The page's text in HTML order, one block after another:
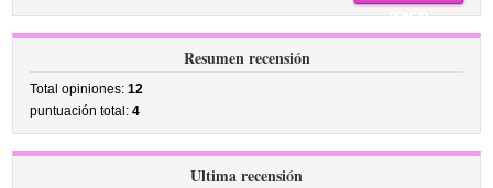
precio
Resumen recensión
Total opiniones:12
puntuación total:4
Ultima recensión